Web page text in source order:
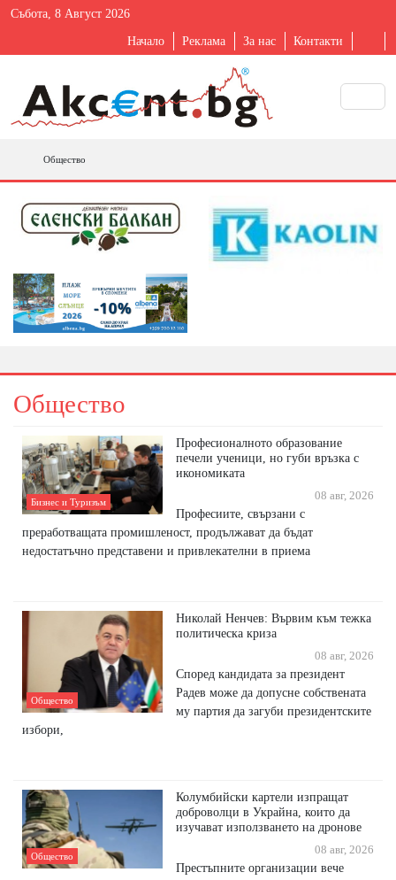
Събота, 8 Август 2026
Начало Реклама За нас Контакти
Общество
Общество
Бизнес и Туризъм
Професионалното образование
печели ученици, но губи връзка с
икономиката
08 авг, 2026
Професиите, свързани с
преработващата промишленост, продължават да бъдат
недостатъчно представени и привлекателни в приема
Общество
Николай Ненчев: Вървим към тежка
политическа криза
08 авг, 2026
Според кандидата за президент
Радев може да допусне собствената
му партия да загуби президентските
избори,
Общество
Колумбийски картели изпращат
доброволци в Украйна, които да
изучават използването на дронове
08 авг, 2026
Престъпните организации вече